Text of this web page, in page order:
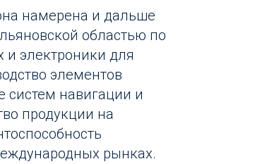
намерена и дальше
областью по
и электроники для
элементов
систем навигации и
продукции на
рынках.